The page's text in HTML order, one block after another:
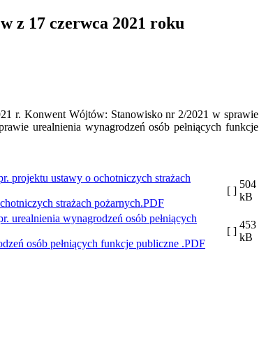
z 17 czerwca 2021 roku
r. Konwent Wójtów: Stanowisko nr 2/2021 w sprawie
urealnienia wynagrodzeń osób pełniących funkcje
strażach pożarnych.PDF
[ ]
504
kB
osób pełniących funkcje publiczne .PDF
[ ]
453
kB